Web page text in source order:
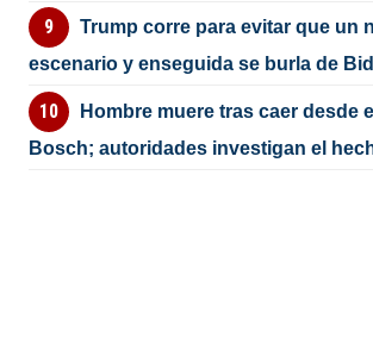
Trump corre para evitar que un
escenario y enseguida se burla de
Hombre muere tras caer desde
Bosch; autoridades investigan el